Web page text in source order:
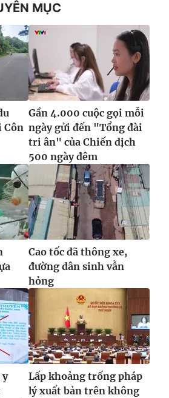
MỤC
Côn
Gần 4.000 cuộc gọi mỗi
ngày gửi đến "Tổng đài
tri ân" của Chiến dịch
500 ngày đêm
Cao tốc đã thông xe,
đường dân sinh vẫn
hỏng
y
Lấp khoảng trống pháp
lý xuất bản trên không